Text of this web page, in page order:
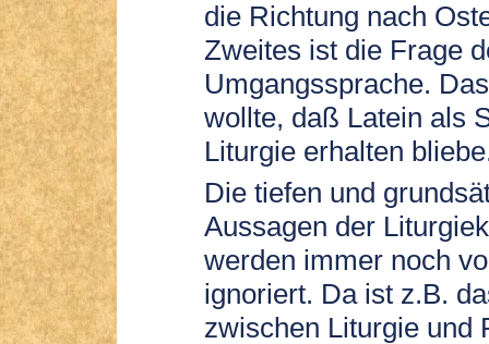
die Richtung nach
Zweites ist die Frage
Umgangssprache.
wollte, daß Latein als
Liturgie erhalten
Die tiefen und
Aussagen der
werden immer noch
ignoriert. Da ist z.B.
zwischen Liturgie und